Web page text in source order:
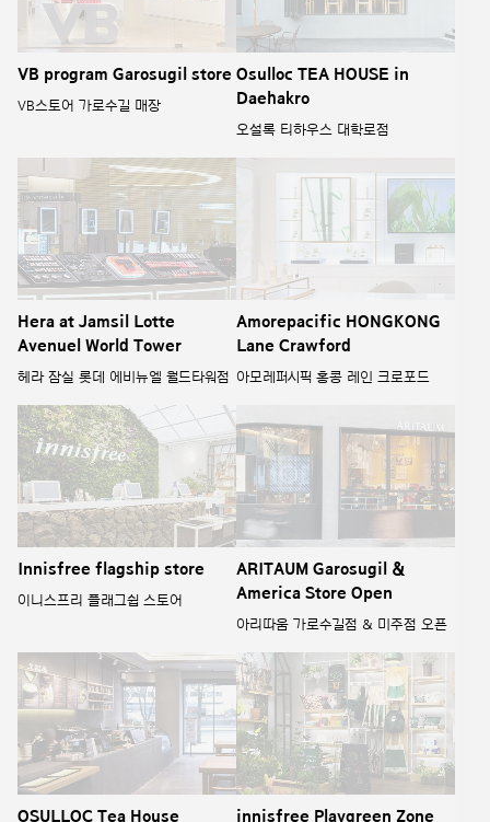
VB program Garosugil store
VB스토어 가로수길 매장
Osulloc TEA HOUSE in
Daehakro
오설록 티하우스 대학로점
Hera at Jamsil Lotte
Avenuel World Tower
헤라 잠실 롯데 에비뉴엘 월드타워점
Amorepacific HONGKONG
Lane Crawford
아모레퍼시픽 홍콩 레인 크로포드
Innisfree flagship store
이니스프리 플래그쉽 스토어
ARITAUM Garosugil &
America Store Open
아리따움 가로수길점 & 미주점 오픈
OSULLOC Tea House
innisfree Playgreen Zone